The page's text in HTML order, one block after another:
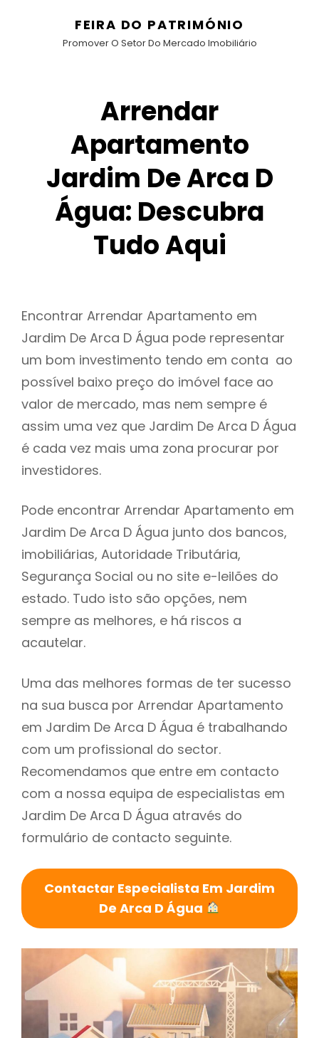
FEIRA DO PATRIMÓNIO
Promover O Setor Do Mercado Imobiliário
Arrendar
Apartamento
Jardim De Arca D
Água: Descubra
Tudo Aqui
Encontrar Arrendar Apartamento em
Jardim De Arca D Água pode representar
um bom investimento tendo em conta ao
possível baixo preço do imóvel face ao
valor de mercado, mas nem sempre é
assim uma vez que Jardim De Arca D Água
é cada vez mais uma zona procurar por
investidores.
Pode encontrar Arrendar Apartamento em
Jardim De Arca D Água junto dos bancos,
imobiliárias, Autoridade Tributária,
Segurança Social ou no site e-leilões do
estado. Tudo isto são opções, nem
sempre as melhores, e há riscos a
acautelar.
Uma das melhores formas de ter sucesso
na sua busca por Arrendar Apartamento
em Jardim De Arca D Água é trabalhando
com um profissional do sector.
Recomendamos que entre em contacto
com a nossa equipa de especialistas em
Jardim De Arca D Água através do
formulário de contacto seguinte.
Contactar Especialista Em Jardim
De Arca D Água